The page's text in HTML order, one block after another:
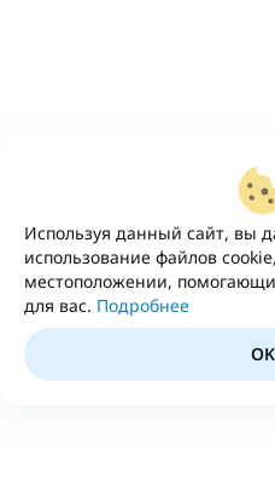
Используя данный сайт, вы
использование файлов
местоположении,
для вас. Подробнее
OK